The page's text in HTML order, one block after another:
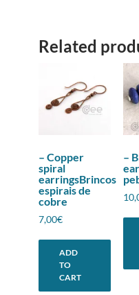
Related
– Copper
spiral
earringsBrincos
espirais de
cobre
7,00€
ADD
TO
CART
–